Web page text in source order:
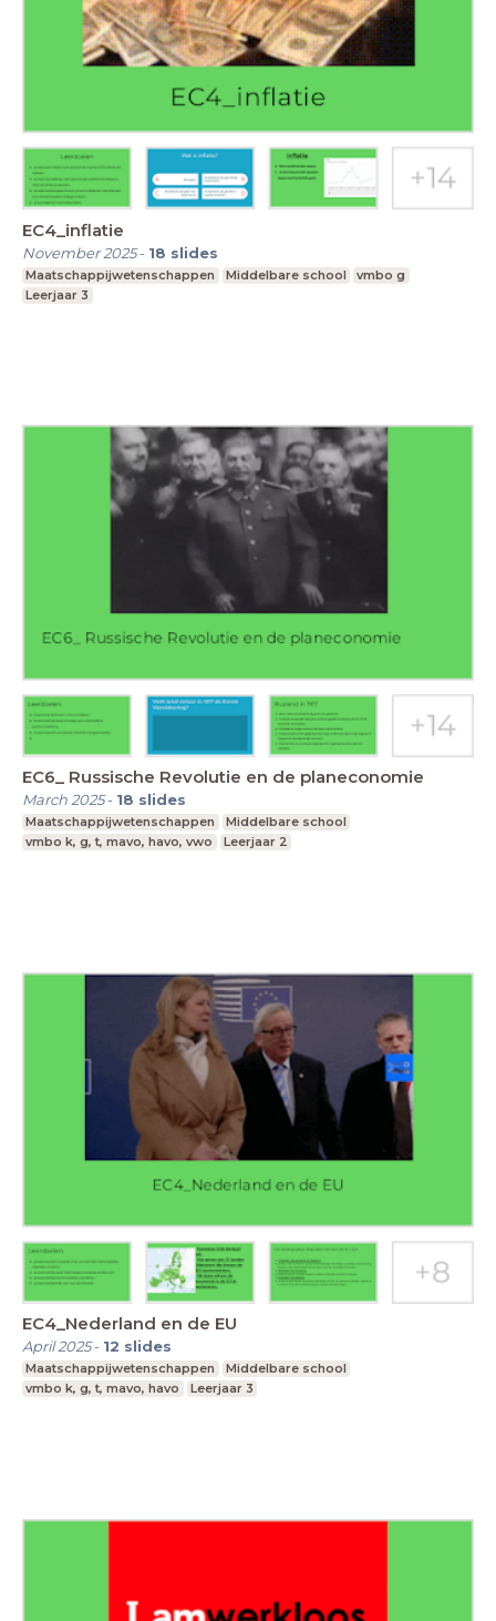
EC4_inflatie
November 2025- 18 slides
Maatschappijwetenschappen Middelbare school
vmbo g
Leerjaar 3
EC6_ Russische Revolutie en de planeconomie
March 2025- 18 slides
Maatschappijwetenschappen
Middelbare school
vmbo k, g, t, mavo, havo, vwo
Leerjaar 2
EC4_Nederland en de EU
April 2025- 12 slides
Maatschappijwetenschappen
Middelbare school
vmbo k, g, t, mavo, havo
Leerjaar 3